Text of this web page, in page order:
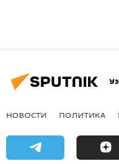
НОВОСТИ ПОЛИТИКА